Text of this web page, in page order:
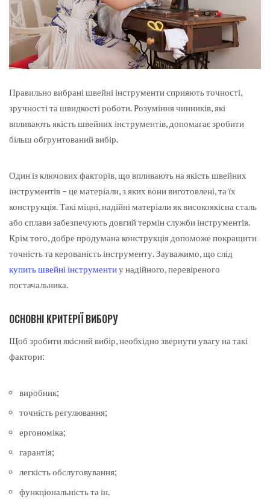
Правильно вибрані швейні інструменти сприяють точності,
зручності та швидкості роботи.Розуміння чинників, які
впливають якість швейних інструментів, допомагає зробити
більш обгрунтований вибір.
Один із ключових факторів, що впливають на якість швейних
інструментів – це матеріали, з яких вони виготовлені, та їх
конструкція. Такі міцні, надійні матеріали як високоякісна сталь
або сплави забезпечують довгий термін служби інструментів.
Крім того, добре продумана конструкція допоможе покращити
точність та керованість інструменту. Зауважимо, що слід
купить швейні інструментиу надійного, перевіреного
постачальника.
ОСНОВНІ КРИТЕРІЇ ВИБОРУ
Щоб зробити якісний вибір, необхідно звернути увагу на такі
фактори:
виробник;
точність регулювання;
ергономіка;
гарантія;
легкість обслуговування;
функціональність та ін.